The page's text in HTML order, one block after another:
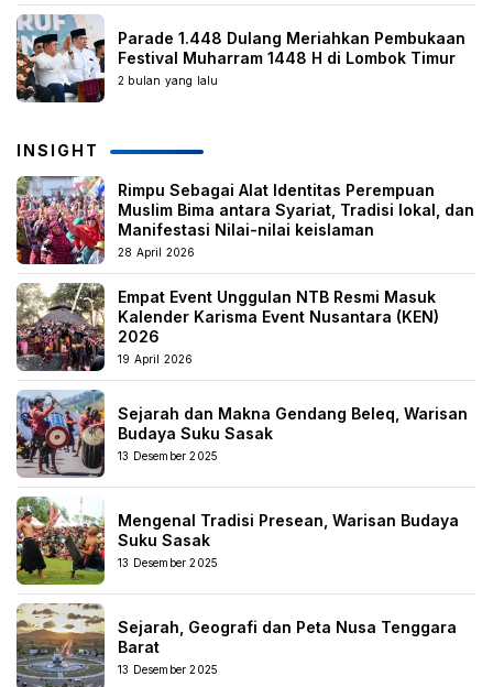
Parade 1.448 Dulang Meriahkan Pembukaan
Festival Muharram 1448 H di Lombok Timur
2 bulan yang lalu
INSIGHT
Rimpu Sebagai Alat Identitas Perempuan
Muslim Bima antara Syariat, Tradisi lokal, dan
Manifestasi Nilai-nilai keislaman
28 April 2026
Empat Event Unggulan NTB Resmi Masuk
Kalender Karisma Event Nusantara (KEN)
2026
19 April 2026
Sejarah dan Makna Gendang Beleq, Warisan
Budaya Suku Sasak
13 Desember 2025
Mengenal Tradisi Presean, Warisan Budaya
Suku Sasak
13 Desember 2025
Sejarah, Geografi dan Peta Nusa Tenggara
Barat
13 Desember 2025